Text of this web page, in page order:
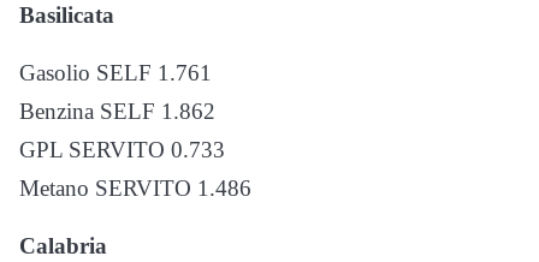
Basilicata
Gasolio SELF 1.761
Benzina SELF 1.862
GPL SERVITO 0.733
Metano SERVITO 1.486
Calabria